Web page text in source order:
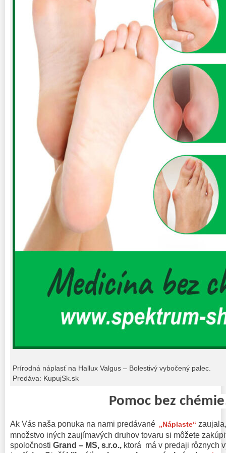
Prírodná náplasť na Hallux Valgus – Bolestivý vybočený palec.
Predáva: KupujSk.sk
Pomoc bez
Ak Vás naša ponuka na nami predávané „Náplaste“
množstvo iných zaujímavých druhov tovaru si môžete
spoločnosti Grand – MS, s.r.o., ktorá má v predaji rôznych